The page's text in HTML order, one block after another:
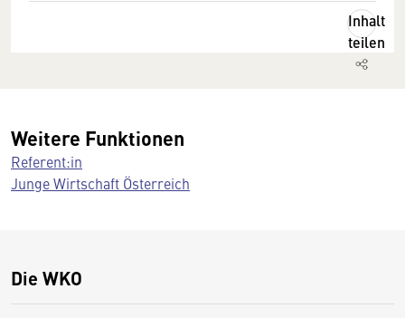
Inhalt
teilen
Weitere Funktionen
Referent:in
Junge Wirtschaft Österreich
Die WKO